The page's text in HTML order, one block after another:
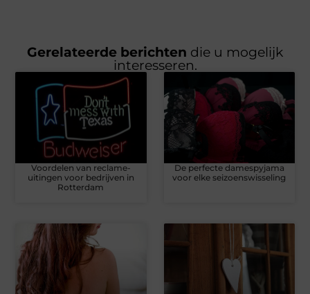
Gerelateerde berichten die u mogelijk
interesseren.
Voordelen van reclame-
uitingen voor bedrijven in
Rotterdam
De perfecte damespyjama
voor elke seizoenswisseling